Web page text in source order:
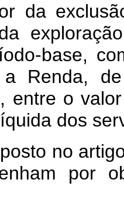
da
base,
a Renda,
entre o
dos
no
por